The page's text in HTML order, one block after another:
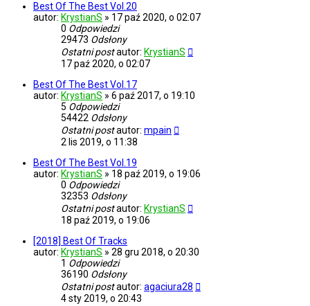
Best Of The Best Vol.20
autor: KrystianS » 17 paź 2020, o 02:07
0 Odpowiedzi
29473 Odsłony
Ostatni postautor: KrystianS
17 paź 2020, o 02:07
Best Of The Best Vol.17
autor: KrystianS » 6 paź 2017, o 19:10
5 Odpowiedzi
54422 Odsłony
Ostatni postautor: mpain
2 lis 2019, o 11:38
Best Of The Best Vol.19
autor: KrystianS » 18 paź 2019, o 19:06
0 Odpowiedzi
32353 Odsłony
Ostatni postautor: KrystianS
18 paź 2019, o 19:06
[2018] Best Of Tracks
autor: KrystianS » 28 gru 2018, o 20:30
1 Odpowiedzi
36190 Odsłony
Ostatni postautor: agaciura28
4 sty 2019, o 20:43